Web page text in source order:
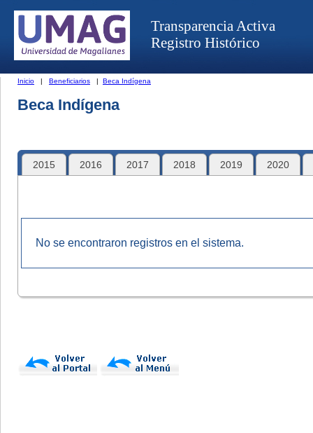
Transparencia Activa
Registro Histórico
Inicio | Beneficiarios | Beca Indígena
Beca Indígena
2015 2016 2017 2018 2019 2020
No se encontraron registros en el sistema.